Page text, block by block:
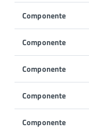
Componente
Componente
Componente
Componente
Componente